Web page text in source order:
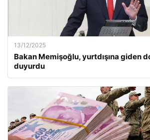
13/12/2025
Bakan Memişoğlu, yurtdışına giden
duyurdu